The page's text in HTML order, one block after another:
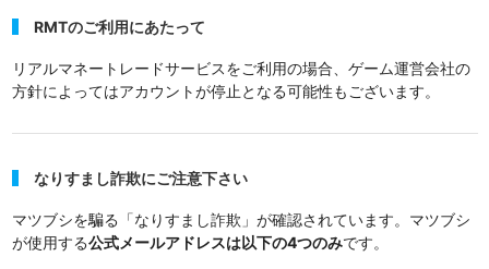
RMTのご利用にあたって
リアルマネートレードサービスをご利用の場合、ゲーム運営会社の
方針によってはアカウントが停止となる可能性もございます。
なりすまし詐欺にご注意下さい
マツブシを騙る「なりすまし詐欺」が確認されています。マツブシ
が使用する公式メールアドレスは以下の4つのみです。